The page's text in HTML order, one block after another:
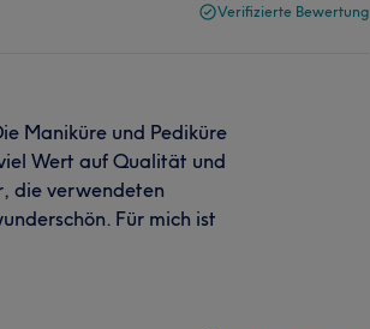
Verifizierte Bewertung
Maniküre und Pediküre
Wert auf Qualität und
die verwendeten
Für mich ist